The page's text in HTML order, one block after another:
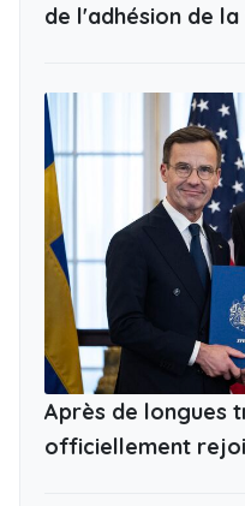
de l'adhésion de la
Après de longues
officiellement